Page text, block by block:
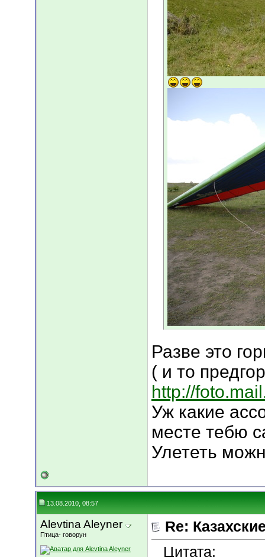
Разве это
( и то
http://
Уж какие
месте тебю
Улететь
13.08.2010, 08:57
Alevtina Aleyner
Птица- говорун
Re:
Цитата: